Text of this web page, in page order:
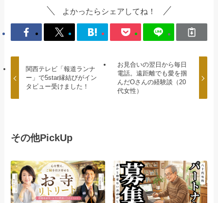
よかったらシェアしてね！
関西テレビ「報道ランナ
ー」で5star縁結びがイン
タビュー受けました！
お見合いの翌日から毎日
電話。遠距離でも愛を掴
んだOさんの経験談（20
代女性）
その他PickUp